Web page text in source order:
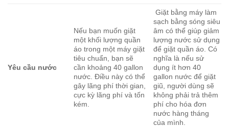
Yêu cầu nước
Nếu bạn muốn giặt
một khối lượng quần
áo trong một máy giặt
tiêu chuẩn, bạn sẽ
cần khoảng 40 gallon
nước. Điều này có thể
gây lãng phí thời gian,
cực kỳ lãng phí và tốn
kém.
Giặt bằng máy làm
sạch bằng sóng siêu
âm có thể giúp giảm
lượng nước sử dụng
để giặt quần áo. Có
nghĩa là nếu sử
dụng ít hơn 40
gallon nước để giặt
giũ, người dùng sẽ
không phải trả thêm
phí cho hóa đơn
nước hàng tháng
của mình.